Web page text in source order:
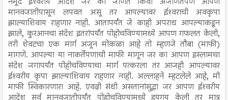
मानवजातीपासून लपवत असू तर आपल्यावर ईश्‍वराची अवकृपा
झाल्याशिवाय राहणार नाही. आतापर्यंत जे काही अपराध आपल्याकडून
झाले, कुरआनचा संदेश इतरांपर्यंत पोहोचविण्यामध्ये आपण गफलत केली,
तरी शेवटचा एक मार्ग अजून मोकळा आहे तो म्हणजे तौबा (माफी)
मागणे. आपल्या या नाकर्तेपणाची माफी मागून जर का आपण इस्लामचा
संदेश जगापर्यंत पोहोचविण्याचा मार्ग पत्करला तर आजही आपल्यावर
ईश्‍वरीय कृपा झाल्याशिवाय राहणार नाही. अल्लाहने म्हटलेले आहे, मी
माफी स्विकारणारा आहे. एवढी संधी असतानांसुद्धा जर आपण ईश्‍वरीय